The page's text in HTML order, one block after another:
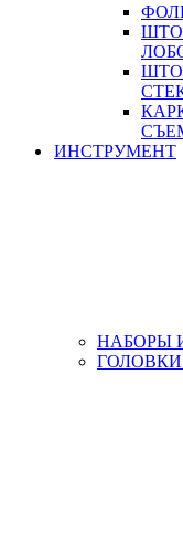
ИНСТРУМЕНТ
НАБОРЫ